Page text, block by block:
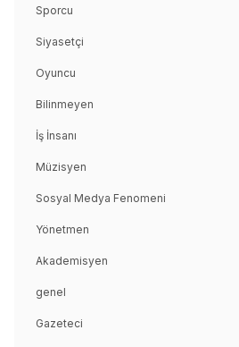
Sporcu
Siyasetçi
Oyuncu
Bilinmeyen
İş İnsanı
Müzisyen
Sosyal Medya Fenomeni
Yönetmen
Akademisyen
genel
Gazeteci